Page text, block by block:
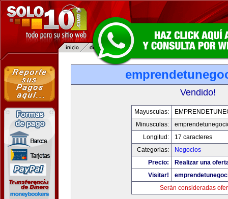
Vendido!
Mayusculas:
Minusculas:
Longitud:
17 caracteres
Categorias:
Negocios
Precio:
Realizar una
Visitar!
Serán consideradas